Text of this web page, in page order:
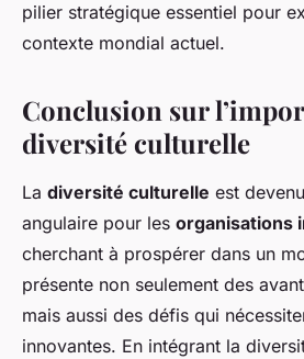
pilier stratégique essentiel pour
contexte mondial actuel.
Conclusion sur
diversité culturelle
La diversité culturelle est
angulaire pour les organisations
cherchant à prospérer dans un
présente non seulement des
mais aussi des défis qui
innovantes. En intégrant la